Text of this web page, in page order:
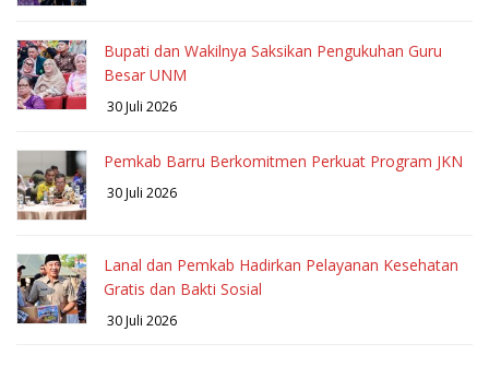
Bupati dan Wakilnya Saksikan Pengukuhan Guru
Besar UNM
30 Juli 2026
Pemkab Barru Berkomitmen Perkuat Program JKN
30 Juli 2026
Lanal dan Pemkab Hadirkan Pelayanan Kesehatan
Gratis dan Bakti Sosial
30 Juli 2026